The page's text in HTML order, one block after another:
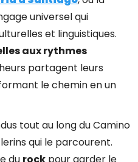
universel qui
et linguistiques.
aux rythmes
partagent leurs
le chemin en un
tout au long du Camino
qui le parcourent.